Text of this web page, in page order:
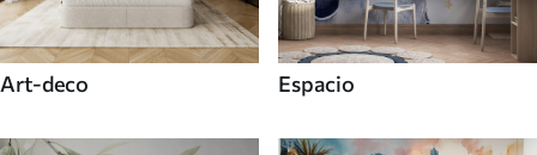
Art-deco Espacio